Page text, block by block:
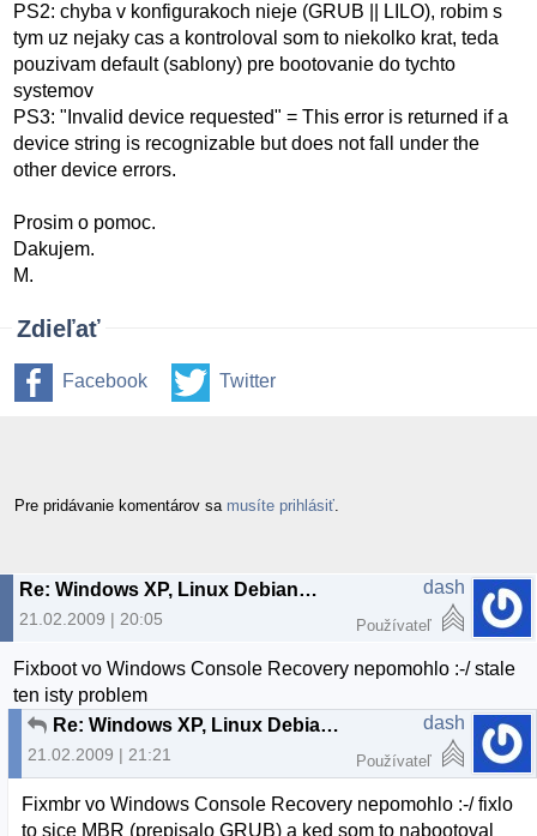
PS2: chyba v konfigurakoch nieje (GRUB || LILO), robim s
tym uz nejaky cas a kontroloval som to niekolko krat, teda
pouzivam default (sablony) pre bootovanie do tychto
systemov
PS3: "Invalid device requested" = This error is returned if a
device string is recognizable but does not fall under the
other device errors.
Prosim o pomoc.
Dakujem.
M.
Zdieľať
Facebook Twitter
Pre pridávanie komentárov sa musíte prihlásiť
Re: Windows XP, Linux Debian a boot
21.02.2009 | 20:05
dash
Používateľ
Fixboot vo Windows Console Recovery nepomohlo :-/ stale
ten isty problem
Re: Windows XP, Linux Debian a boot
21.02.2009 | 21:21
dash
Používateľ
Fixmbr vo Windows Console Recovery nepomohlo :-/ fixlo
to sice MBR (prepisalo GRUB) a ked som to nabootoval